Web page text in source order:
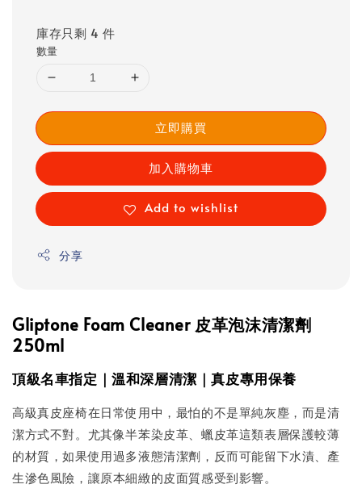
庫存只剩 4 件
數量
立即購買
加入購物車
Add to wishlist
分享
Gliptone Foam Cleaner 皮革泡沫清潔劑
250ml
頂級名車指定｜溫和深層清潔｜真皮專用保養
高級真皮座椅在日常使用中，最怕的不是單純灰塵，而是清
潔方式不對。尤其像半苯染皮革、蠟皮革這類表層保護較薄
的材質，如果使用過多液態清潔劑，反而可能留下水漬、產
生滲色風險，讓原本細緻的皮面質感受到影響。